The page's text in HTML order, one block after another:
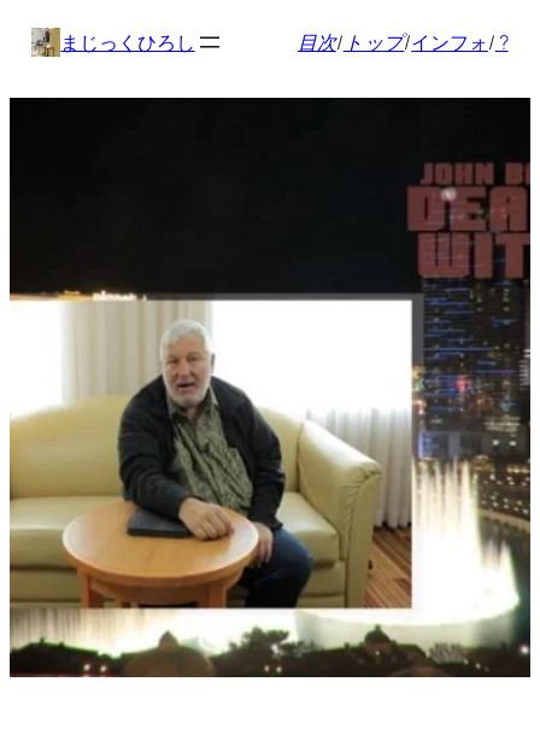
まじっくひろし 目次/ トップ/インフォ/ ?